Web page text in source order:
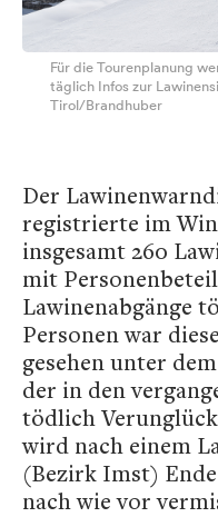
Für die Tourenplanung
täglich Infos zur
Tirol/Brandhuber
Der
registrierte im
insgesamt 260
mit
Lawinenabgänge
Personen war
gesehen unter
der in den
tödlich
wird nach einem
(Bezirk Imst)
nach wie vor